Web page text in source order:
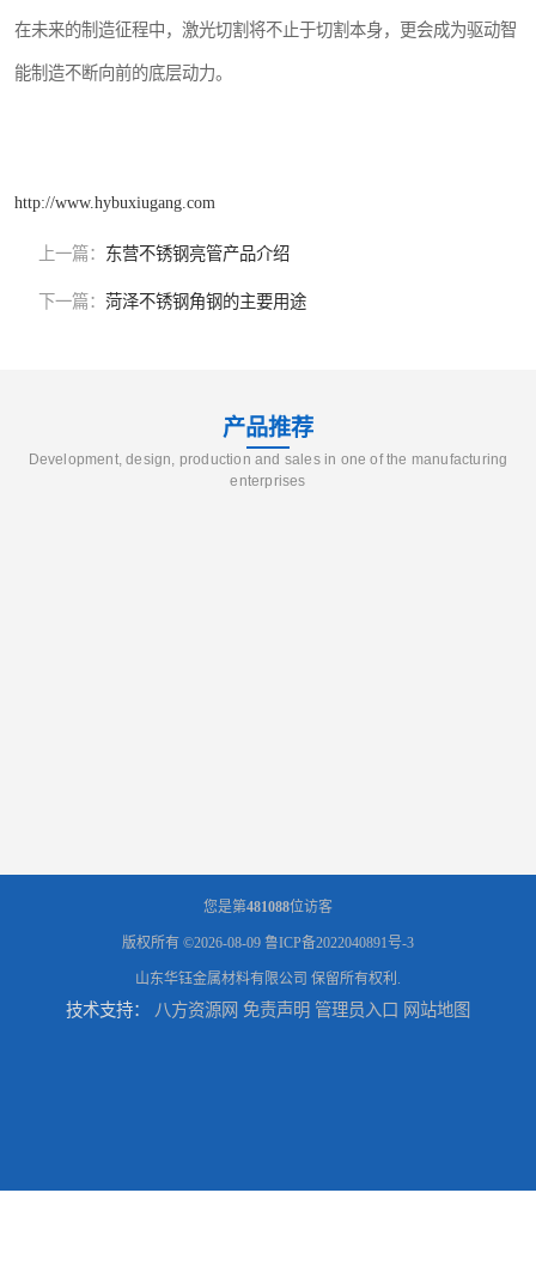
在未来的制造征程中，激光切割将不止于切割本身，更会成为驱动智
能制造不断向前的底层动力。
http://www.hybuxiugang.com
上一篇： 东营不锈钢亮管产品介绍
下一篇： 菏泽不锈钢角钢的主要用途
产品推荐
Development, design, production and sales in one of the manufacturing
enterprises
您是第481088位访客
版权所有 ©2026-08-09 鲁ICP备2022040891号-3
山东华钰金属材料有限公司 保留所有权利.
技术支持： 八方资源网 免责声明 管理员入口 网站地图